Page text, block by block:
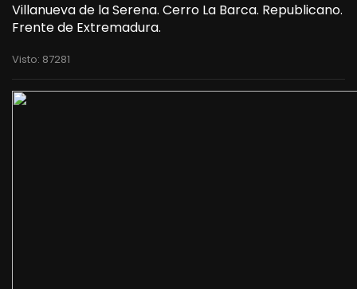
Villanueva de la Serena. Cerro La Barca. Republicano.
Frente de Extremadura.
Visto: 87281